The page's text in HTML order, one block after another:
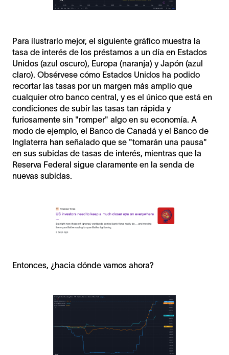
Para ilustrarlo mejor, el siguiente gráfico muestra la
tasa de interés de los préstamos a un día en Estados
Unidos (azul oscuro), Europa (naranja) y Japón (azul
claro). Obsérvese cómo Estados Unidos ha podido
recortar las tasas por un margen más amplio que
cualquier otro banco central, y es el único que está en
condiciones de subir las tasas tan rápida y
furiosamente sin "romper" algo en su economía. A
modo de ejemplo, el Banco de Canadá y el Banco de
Inglaterra han señalado que se "tomarán una pausa"
en sus subidas de tasas de interés, mientras que la
Reserva Federal sigue claramente en la senda de
nuevas subidas.
Entonces, ¿hacia dónde vamos ahora?